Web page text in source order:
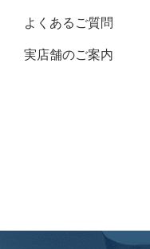
よくあるご質問
実店舗のご案内